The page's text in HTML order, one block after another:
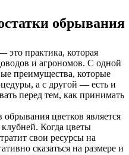
обрывания
это практика, которая
и агрономов. С одной
преимущества, которые
а с другой — есть и
перед тем, как принимать
цветков является
Когда цветы
свои ресурсы на
сказаться на размере и